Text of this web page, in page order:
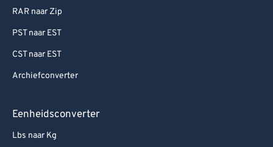
RAR naar Zip
PST naar EST
CST naar EST
Archiefconverter
Eenheidsconverter
Lbs naar Kg